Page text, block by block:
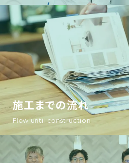
施工までの流れ
Flow until construction